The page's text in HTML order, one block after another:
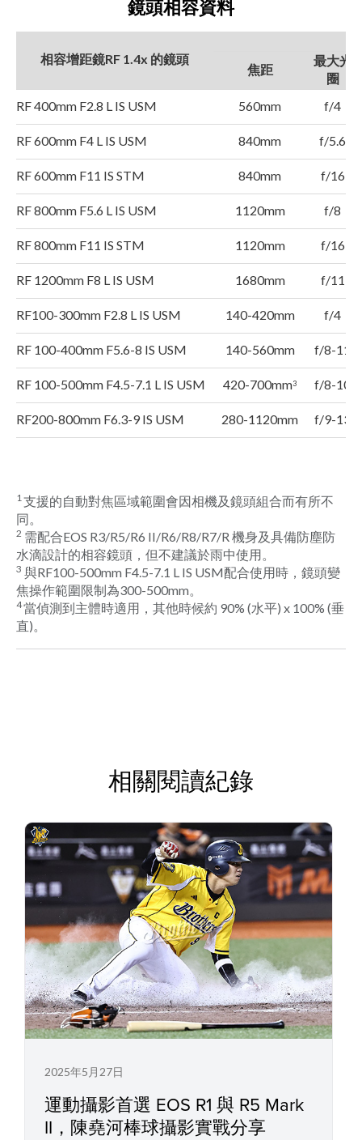
鏡頭相容資料
相容增距鏡RF 1.4x 的鏡頭
焦距
最大光
圈
RF 400mm F2.8 L IS USM
560mm f/4
RF 600mm F4 L IS USM 840mm f/5.6
RF 600mm F11 IS STM 840mm f/16
RF 800mm F5.6 L IS USM 1120mm f/8
RF 800mm F11 IS STM 1120mm f/16
RF 1200mm F8 L IS USM 1680mm f/11
RF100-300mm F2.8 L IS USM 140-420mm f/4
RF 100-400mm F5.6-8 IS USM 140-560mm f/8-11
RF 100-500mm F4.5-7.1 L IS USM 420-700mm3 f/8-10
RF200-800mm F6.3-9 IS USM 280-1120mm f/9-13
1支援的自動對焦區域範圍會因相機及鏡頭組合而有所不
同。
2 需配合EOS R3/R5/R6 II/R6/R8/R7/R 機身及具備防塵防
水滴設計的相容鏡頭，但不建議於雨中使用。
3 與RF100-500mm F4.5-7.1 L IS USM配合使用時，鏡頭變
焦操作範圍限制為300-500mm。
4當偵測到主體時適用，其他時候約 90% (水平) x 100% (垂
直)。
相關閱讀紀錄
2025年5月27日
運動攝影首選 EOS R1 與 R5 Mark
II，陳堯河棒球攝影實戰分享